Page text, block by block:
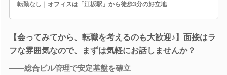
転勤なし｜オフィスは「江坂駅」から徒歩3分の好立地
【会ってみてから、転職を考えるのも大歓迎♪】面接はラ
フな雰囲気なので、まずは気軽にお話しませんか？
――総合ビル管理で安定基盤を確立